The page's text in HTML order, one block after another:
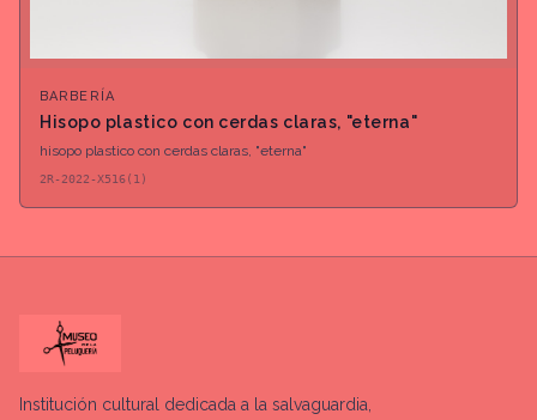
BARBERÍA
Hisopo plastico con cerdas claras, "eterna"
hisopo plastico con cerdas claras, "eterna"
2R-2022-X516(1)
Institución cultural dedicada a la salvaguardia,